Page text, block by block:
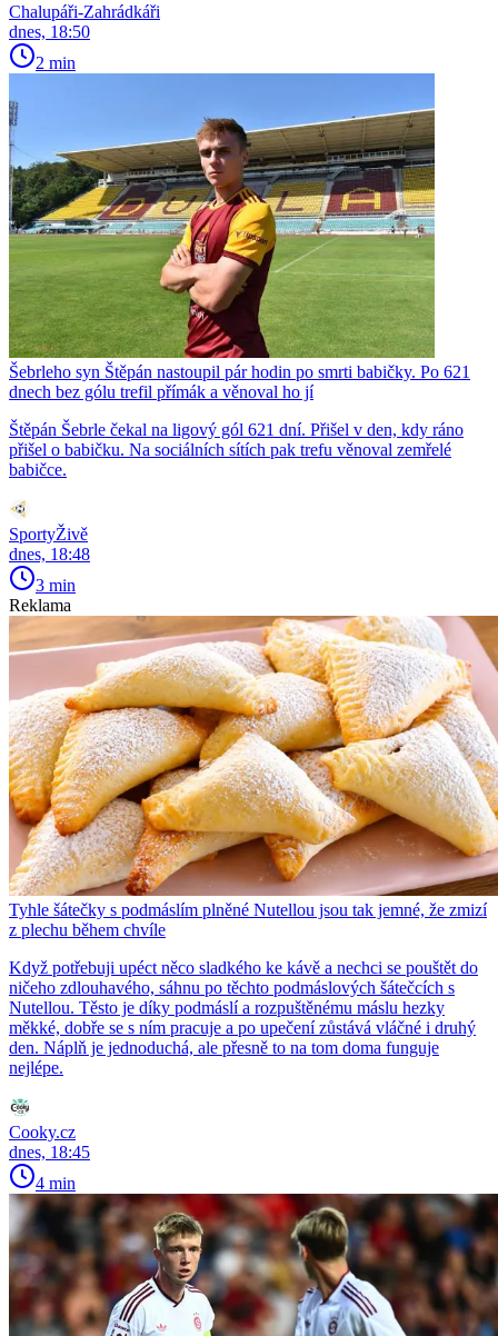
Chalupáři-Zahrádkáři
dnes, 18:50
2 min
Šebrleho syn Štěpán nastoupil pár hodin po smrti babičky. Po 621
dnech bez gólu trefil přímák a věnoval ho jí
Štěpán Šebrle čekal na ligový gól 621 dní. Přišel v den, kdy ráno
přišel o babičku. Na sociálních sítích pak trefu věnoval zemřelé
babičce.
SportyŽivě
dnes, 18:48
3 min
Reklama
Tyhle šátečky s podmáslím plněné Nutellou jsou tak jemné, že zmizí
z plechu během chvíle
Když potřebuji upéct něco sladkého ke kávě a nechci se pouštět do
ničeho zdlouhavého, sáhnu po těchto podmáslových šátečcích s
Nutellou. Těsto je díky podmáslí a rozpuštěnému máslu hezky
měkké, dobře se s ním pracuje a po upečení zůstává vláčné i druhý
den. Náplň je jednoduchá, ale přesně to na tom doma funguje
nejlépe.
Cooky.cz
dnes, 18:45
4 min